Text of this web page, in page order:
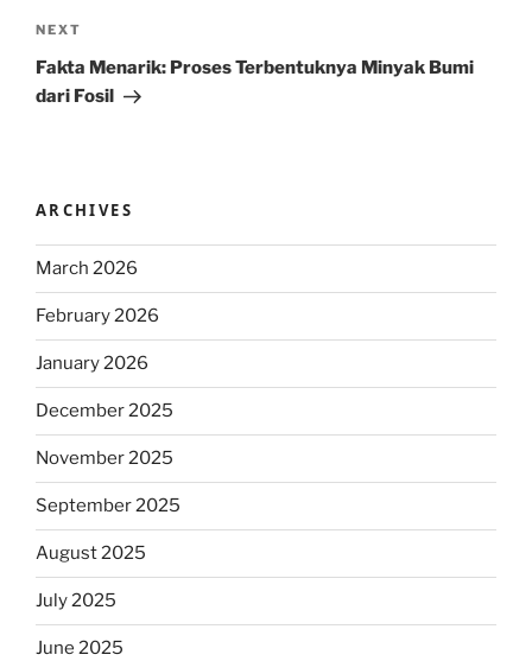
Next
Post
NEXT
Fakta Menarik: Proses Terbentuknya Minyak Bumi
dari Fosil
ARCHIVES
March 2026
February 2026
January 2026
December 2025
November 2025
September 2025
August 2025
July 2025
June 2025